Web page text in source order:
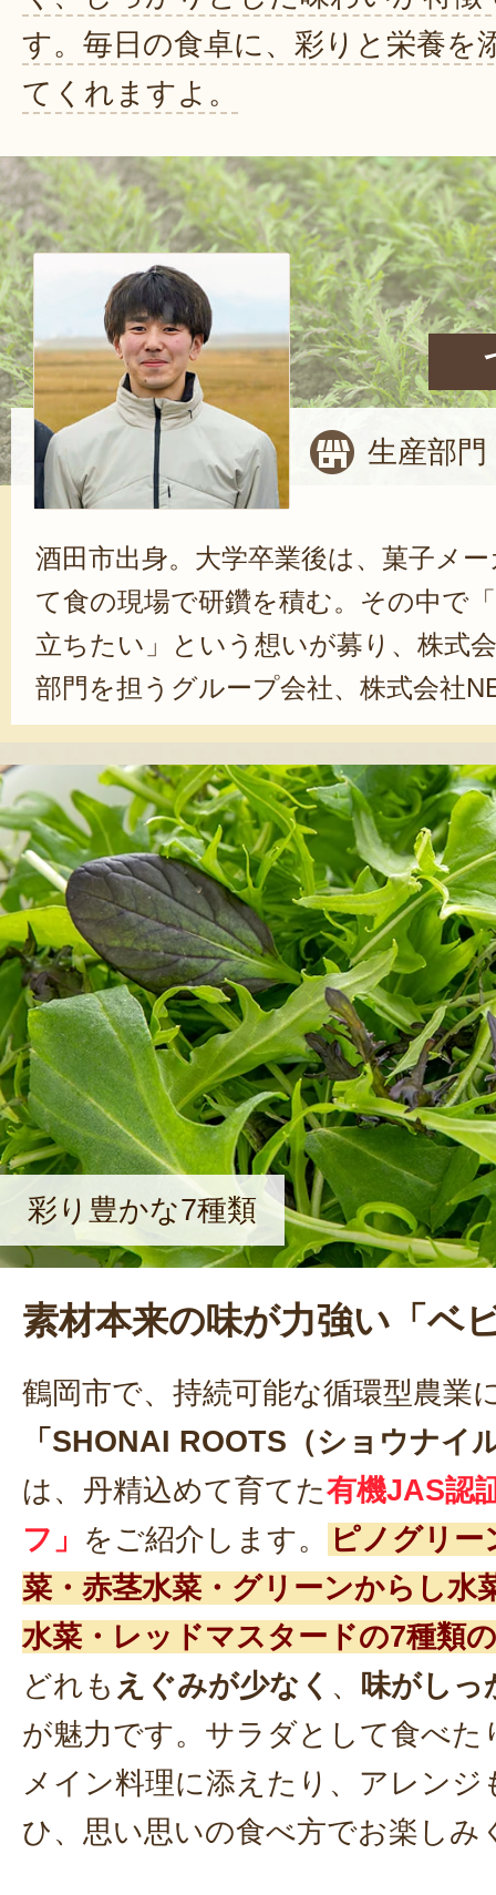
す。毎日の食卓に、彩りと栄養を
てくれますよ。
生産部門
酒田市出身。大学卒業後は、菓子メ
て食の現場で研鑽を積む。その中で
立ちたい」という想いが募り、株式
部門を担うグループ会社、株式会社
SUPPLYへ入社。自社でベビーリー
農業ブランド「SHONAI ROOTS」
し、ブランドの価値を社内外へ伝え
ーフという小さな一枚に、庄内の大
想いが詰まっています。一人でも多
ほしいです」と語る。
彩り豊かな7種類
素材本来の味が力強い「ベ
鶴岡市で、持続可能な循環型農業
「SHONAI ROOTS（ショウナイ
は、丹精込めて育てた有機JAS認
フ」 をご紹介します。
ピノグリー
菜・赤茎水菜・グリーンからし水
水菜・レッドマスタードの7種類
どれも えぐみが少なく 、 味がしっ
が魅力です。サラダとして食べた
メイン料理に添えたり、アレンジ
ひ、思い思いの食べ方でお楽しみ